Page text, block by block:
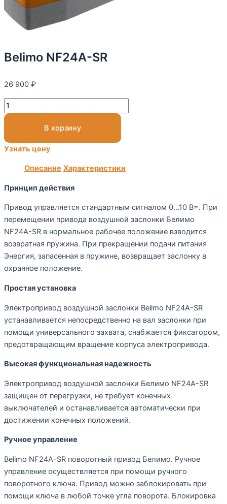
Belimo NF24A-SR
26 900 ₽
В корзину
Узнать цену
Описание Характеристики
Принцип действия
Привод управляется стандартным сигналом 0…10 В=. При
перемещении привода воздушной заслонки Белимо
NF24A-SR в нормальное рабочее положение взводится
возвратная пружина. При прекращении подачи питания
Энергия, запасенная в пружине, возвращает заслонку в
охранное положение.
Простая установка
Электропривод воздушной заслонки Belimo NF24A-SR
устанавливается непосредственно на вал заслонки при
помощи универсального захвата, снабжается фиксатором,
предотвращающим вращение корпуса электропривода.
Высокая функциональная надежность
Электропривод воздушной заслонки Белимо NF24A-SR
защищен от перегрузки, не требует конечных
выключателей и останавливается автоматически при
достижении конечных положений.
Ручное управление
Belimo NF24A-SR поворотный привод Белимо. Ручное
управление осуществляется при помощи ручного
поворотного ключа. Привод можно заблокировать при
помощи ключа в любой точке угла поворота. Блокировка